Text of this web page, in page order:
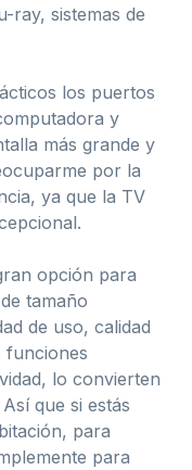
ray, sistemas de
los puertos
y
más grande y
por la
ya que la TV
opción para
tamaño
de uso, calidad
funciones
lo convierten
que si estás
para
para